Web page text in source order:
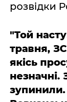
розвідки
"Той
травня,
якісь
незначні.
зупинили.